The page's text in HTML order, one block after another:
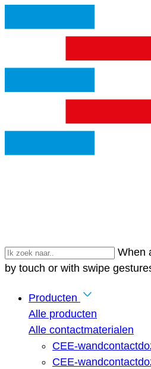
When
by touch or with swipe
Producten
Alle producten
Alle contactmaterialen
CEE-
CEE-